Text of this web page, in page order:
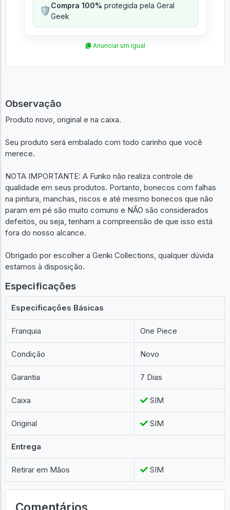
🛡️Compra 100% protegida pela Geral
Geek
Anunciar um igual
Observação
Produto novo, original e na caixa.
Seu produto será embalado com todo carinho que você
merece.
NOTA IMPORTANTE: A Funko não realiza controle de
qualidade em seus produtos. Portanto, bonecos com falhas
na pintura, manchas, riscos e até mesmo bonecos que não
param em pé são muito comuns e NÃO são considerados
defeitos, ou seja, tenham a compreensão de que isso está
fora do nosso alcance.
Obrigado por escolher a Genki Collections, qualquer dúvida
estamos à disposição.
Especificações
Especificações Básicas
Franquia One Piece
Condição Novo
Garantia 7 Dias
Caixa SIM
Original SIM
Entrega
Retirar em Mãos SIM
Comentários